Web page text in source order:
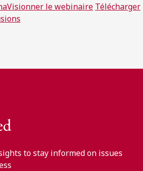
Visionner le webinaire Télécharger
to stay informed on issues